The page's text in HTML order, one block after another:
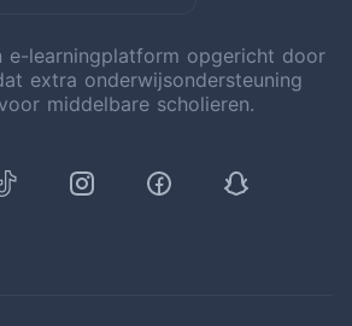
e-learningplatform opgericht door
extra onderwijsondersteuning
middelbare scholieren.